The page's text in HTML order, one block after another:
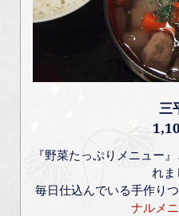
三
『野菜たっぷりメニュー
れま
毎日仕込んでいる手作り
ナルメ